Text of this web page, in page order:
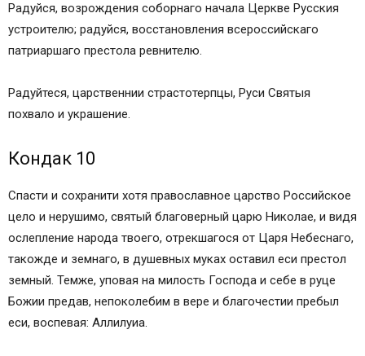
Радуйся, возрождения соборнаго начала Церкве Русския
устроителю; радуйся, восстановления всероссийскаго
патриаршаго престола ревнителю.
Радуйтеся, царственнии страстотерпцы, Руси Святыя
похвало и украшение.
Кондак 10
Спасти и сохранити хотя православное царство Российское
цело и нерушимо, святый благоверный царю Николае, и видя
ослепление народа твоего, отрекшагося от Царя Небеснаго,
такожде и земнаго, в душевных муках оставил еси престол
земный. Темже, уповая на милость Господа и себе в руце
Божии предав, непоколебим в вере и благочестии пребыл
еси, воспевая: Аллилуиа.